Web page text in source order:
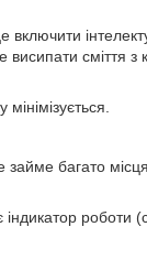
сміття з
займе багато
роботи